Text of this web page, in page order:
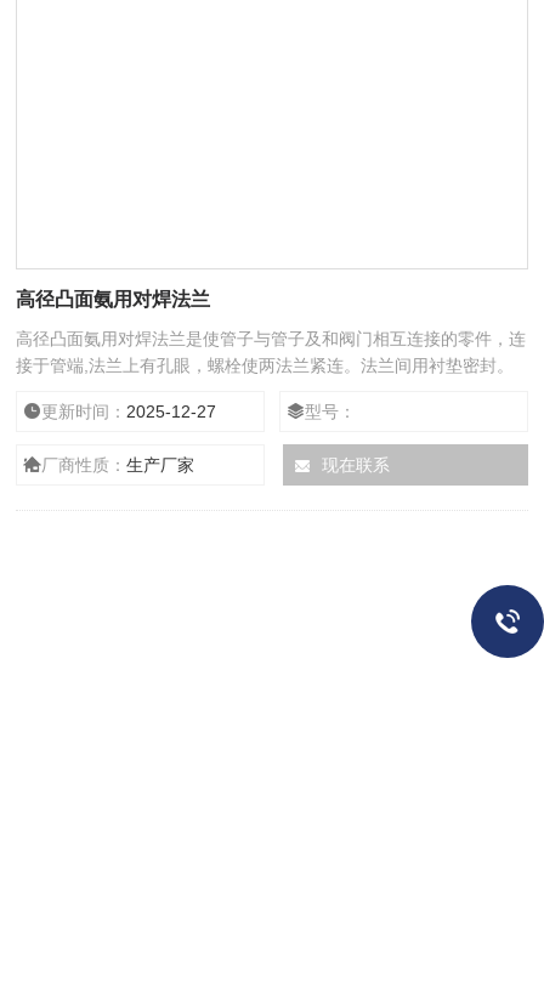
高径凸面氨用对焊法兰
高径凸面氨用对焊法兰是使管子与管子及和阀门相互连接的零件，连
接于管端,法兰上有孔眼，螺栓使两法兰紧连。法兰间用衬垫密封。
更新时间： 2025-12-27 型号：
厂商性质：生产厂家 现在联系